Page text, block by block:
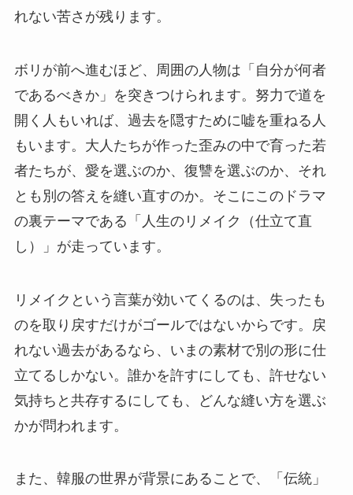
れない苦さが残ります。
ボリが前へ進むほど、周囲の人物は「自分が何者
であるべきか」を突きつけられます。努力で道を
開く人もいれば、過去を隠すために嘘を重ねる人
もいます。大人たちが作った歪みの中で育った若
者たちが、愛を選ぶのか、復讐を選ぶのか、それ
とも別の答えを縫い直すのか。そこにこのドラマ
の裏テーマである「人生のリメイク（仕立て直
し）」が走っています。
リメイクという言葉が効いてくるのは、失ったも
のを取り戻すだけがゴールではないからです。戻
れない過去があるなら、いまの素材で別の形に仕
立てるしかない。誰かを許すにしても、許せない
気持ちと共存するにしても、どんな縫い方を選ぶ
かが問われます。
また、韓服の世界が背景にあることで、「伝統」